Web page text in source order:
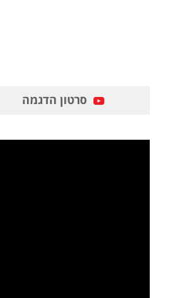
סרטון הדגמה